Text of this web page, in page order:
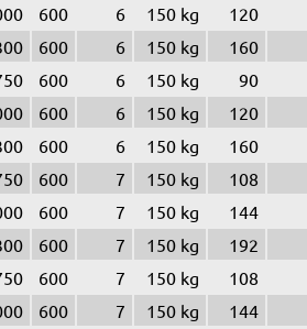
600 6 150 kg
120
600 6 150 kg
160
600 6 150 kg
90
600 6 150 kg
120
600 6 150 kg
160
600 7 150 kg
108
600 7 150 kg
144
600 7 150 kg
192
600 7 150 kg
108
600 7 150 kg 144